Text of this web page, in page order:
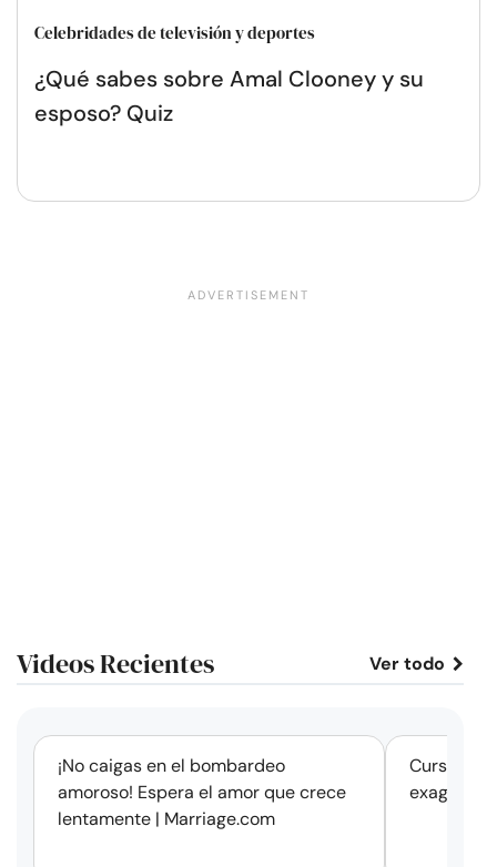
Celebridades de televisión y deportes
¿Qué sabes sobre Amal Clooney y su
esposo? Quiz
Videos Recientes Ver todo
¡No caigas en el bombardeo
amoroso! Espera el amor que crece
lentamente | Marriage.com
Cursos